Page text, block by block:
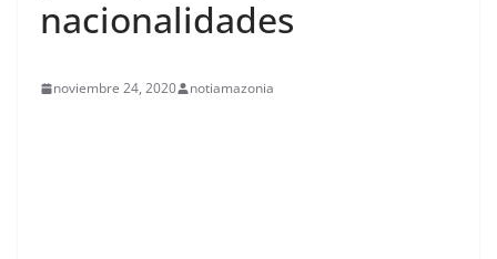
nacionalidades
noviembre 24, 2020 notiamazonia